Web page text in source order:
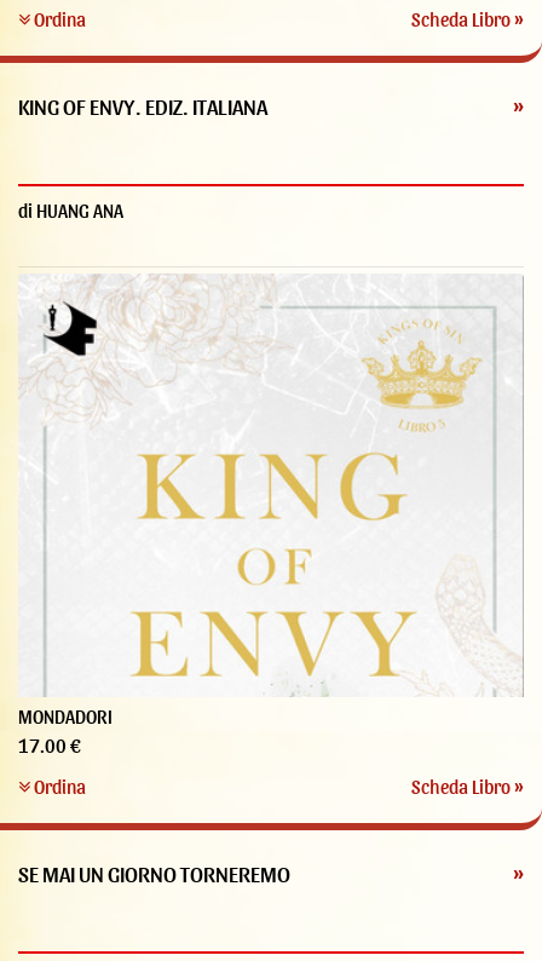
Ordina
Scheda Libro »
KING OF ENVY. EDIZ. ITALIANA »
di HUANG ANA
MONDADORI
17.00 €
Ordina
Scheda Libro »
SE MAI UN GIORNO TORNEREMO »